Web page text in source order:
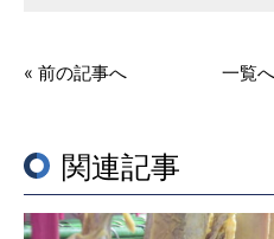
« 前の記事へ 一覧
関連記事